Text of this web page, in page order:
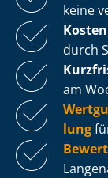
keine
durch
am
lung